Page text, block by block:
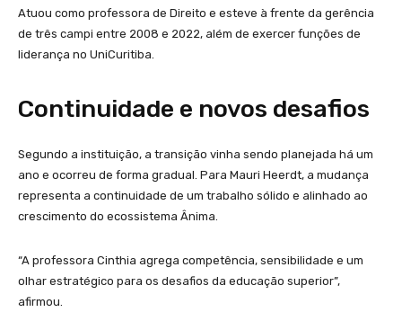
Atuou como professora de Direito e esteve à frente da gerência
de três campi entre 2008 e 2022, além de exercer funções de
liderança no UniCuritiba.
Continuidade e novos desafios
Segundo a instituição, a transição vinha sendo planejada há um
ano e ocorreu de forma gradual. Para Mauri Heerdt, a mudança
representa a continuidade de um trabalho sólido e alinhado ao
crescimento do ecossistema Ânima.
“A professora Cinthia agrega competência, sensibilidade e um
olhar estratégico para os desafios da educação superior”,
afirmou.